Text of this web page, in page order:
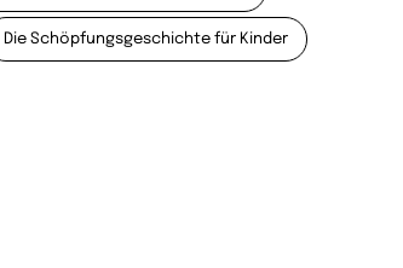
Die Schöpfungsgeschichte für Kinder